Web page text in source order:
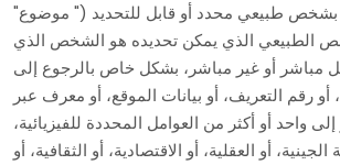
"أي معلومات تتعلق بشخص طبيعي محدد أو قابل للتحديد (" موضوع
الطبيعي الذي يمكن تحديده هو الشخص الذي
مباشر أو غير مباشر، بشكل خاص بالرجوع إلى
رقم التعريف، أو بيانات الموقع، أو معرف عبر
إلى واحد أو أكثر من العوامل المحددة للفيزيائية،
الجينية، أو العقلية، أو الاقتصادية، أو الثقافية، أو